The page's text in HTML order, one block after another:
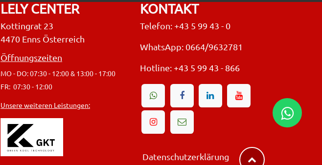
LELY CENTER
Kottingrat 23
4470 Enns Österreich
Öffnungszeiten
MO - DO: 07:30 - 12:00 & 13:00 - 17:00
FR: 07:30 - 12:00
Unsere weiteren Leistungen:
KONTAKT
Telefon: +43 5 99 43 - 0
WhatsApp: 0664/9632781
Hotline: +43 5 99 43 - 866
Datenschutzerklärung